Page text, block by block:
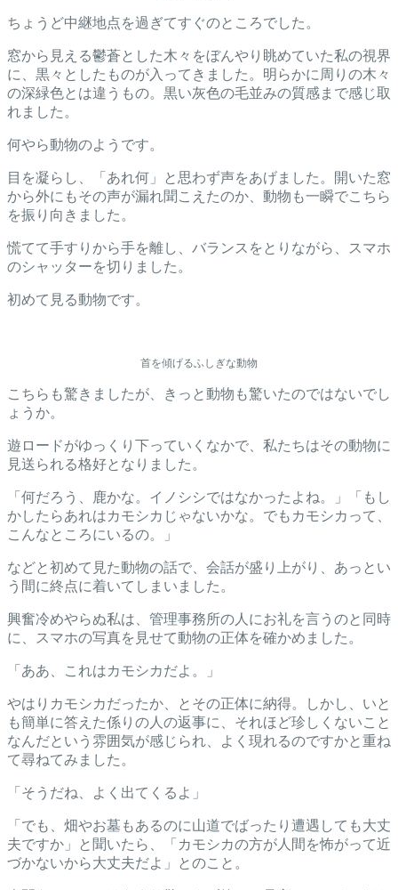
ちょうど中継地点を過ぎてすぐのところでした。
窓から見える鬱蒼とした木々をぼんやり眺めていた私の視界
に、黒々としたものが入ってきました。明らかに周りの木々
の深緑色とは違うもの。黒い灰色の毛並みの質感まで感じ取
れました。
何やら動物のようです。
目を凝らし、「あれ何」と思わず声をあげました。開いた窓
から外にもその声が漏れ聞こえたのか、動物も一瞬でこちら
を振り向きました。
慌てて手すりから手を離し、バランスをとりながら、スマホ
のシャッターを切りました。
初めて見る動物です。
首を傾げるふしぎな動物
こちらも驚きましたが、きっと動物も驚いたのではないでし
ょうか。
遊ロードがゆっくり下っていくなかで、私たちはその動物に
見送られる格好となりました。
「何だろう、鹿かな。イノシシではなかったよね。」「もし
かしたらあれはカモシカじゃないかな。でもカモシカって、
こんなところにいるの。」
などと初めて見た動物の話で、会話が盛り上がり、あっとい
う間に終点に着いてしまいました。
興奮冷めやらぬ私は、管理事務所の人にお礼を言うのと同時
に、スマホの写真を見せて動物の正体を確かめました。
「ああ、これはカモシカだよ。」
やはりカモシカだったか、とその正体に納得。しかし、いと
も簡単に答えた係りの人の返事に、それほど珍しくないこと
なんだという雰囲気が感じられ、よく現れるのですかと重ね
て尋ねてみました。
「そうだね、よく出てくるよ」
「でも、畑やお墓もあるのに山道でばったり遭遇しても大丈
夫ですか」と聞いたら、「カモシカの方が人間を怖がって近
づかないから大丈夫だよ」とのこと。